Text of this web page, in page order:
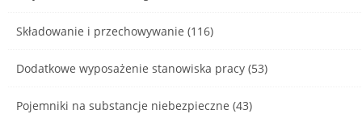
Składowanie i przechowywanie (116)
Dodatkowe wyposażenie stanowiska pracy (53)
Pojemniki na substancje niebezpieczne (43)